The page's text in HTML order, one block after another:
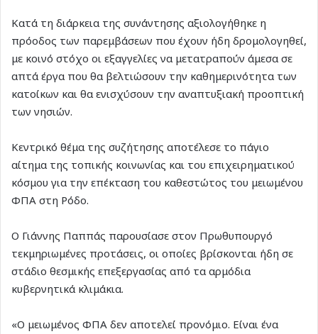
Κατά τη διάρκεια της συνάντησης αξιολογήθηκε η
πρόοδος των παρεμβάσεων που έχουν ήδη δρομολογηθεί,
με κοινό στόχο οι εξαγγελίες να μετατραπούν άμεσα σε
απτά έργα που θα βελτιώσουν την καθημερινότητα των
κατοίκων και θα ενισχύσουν την αναπτυξιακή προοπτική
των νησιών.
Κεντρικό θέμα της συζήτησης αποτέλεσε το πάγιο
αίτημα της τοπικής κοινωνίας και του επιχειρηματικού
κόσμου για την επέκταση του καθεστώτος του μειωμένου
ΦΠΑ στη Ρόδο.
Ο Γιάννης Παππάς παρουσίασε στον Πρωθυπουργό
τεκμηριωμένες προτάσεις, οι οποίες βρίσκονται ήδη σε
στάδιο θεσμικής επεξεργασίας από τα αρμόδια
κυβερνητικά κλιμάκια.
«Ο μειωμένος ΦΠΑ δεν αποτελεί προνόμιο. Είναι ένα